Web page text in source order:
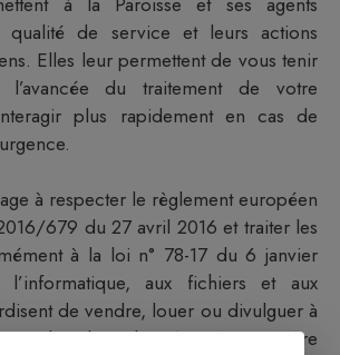
qualité de service et leurs actions
Elles leur permettent de vous tenir
du traitement de votre
plus rapidement en cas de
à respecter le règlement européen
679 du 27 avril 2016 et traiter les
à la loi n° 78-17 du 6 janvier
aux fichiers et aux
de vendre, louer ou divulguer à
les données à caractère